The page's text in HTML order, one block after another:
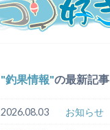
釣果情報 の最新記事
2026.08.03 お知らせ